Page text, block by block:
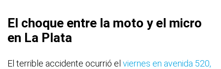
El choque entre la moto y el micro
en La Plata
El terrible accidente ocurrió el viernes en avenida 520,